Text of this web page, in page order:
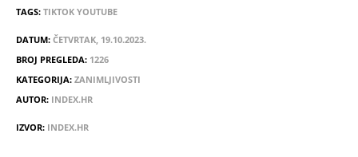
TAGS: TIKTOK YOUTUBE
DATUM: ČETVRTAK, 19.10.2023.
BROJ PREGLEDA: 1226
KATEGORIJA: ZANIMLJIVOSTI
AUTOR: INDEX.HR
IZVOR: INDEX.HR